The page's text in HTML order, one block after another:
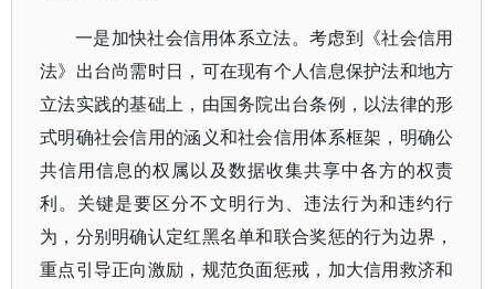
一是加快社会信用体系立法。考虑到《社会信用
法》出台尚需时日，可在现有个人信息保护法和地方
立法实践的基础上，由国务院出台条例，以法律的形
式明确社会信用的涵义和社会信用体系框架，明确公
共信用信息的权属以及数据收集共享中各方的权责
利。关键是要区分不文明行为、违法行为和违约行
为，分别明确认定红黑名单和联合奖惩的行为边界，
重点引导正向激励，规范负面惩戒，加大信用救济和